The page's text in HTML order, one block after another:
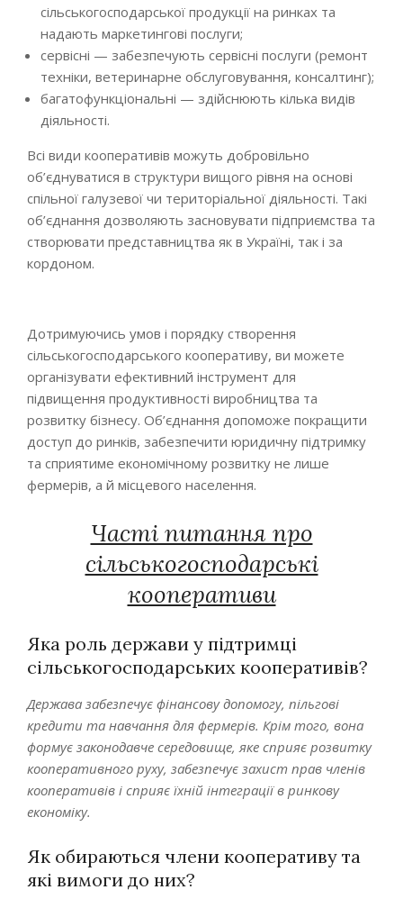
сільськогосподарської продукції на ринках та
надають маркетингові послуги;
сервісні — забезпечують сервісні послуги (ремонт
техніки, ветеринарне обслуговування, консалтинг);
багатофункціональні — здійснюють кілька видів
діяльності.
Всі види кооперативів можуть добровільно
об’єднуватися в структури вищого рівня на основі
спільної галузевої чи територіальної діяльності. Такі
об’єднання дозволяють засновувати підприємства та
створювати представництва як в Україні, так і за
кордоном.
Дотримуючись умов і порядку створення
сільськогосподарського кооперативу, ви можете
організувати ефективний інструмент для
підвищення продуктивності виробництва та
розвитку бізнесу. Об’єднання допоможе покращити
доступ до ринків, забезпечити юридичну підтримку
та сприятиме економічному розвитку не лише
фермерів, а й місцевого населення.
Часті питання про
сільськогосподарські
кооперативи
Яка роль держави у підтримці
сільськогосподарських кооперативів?
Держава забезпечує фінансову допомогу, пільгові
кредити та навчання для фермерів. Крім того, вона
формує законодавче середовище, яке сприяє розвитку
кооперативного руху, забезпечує захист прав членів
кооперативів і сприяє їхній інтеграції в ринкову
економіку.
Як обираються члени кооперативу та
які вимоги до них?